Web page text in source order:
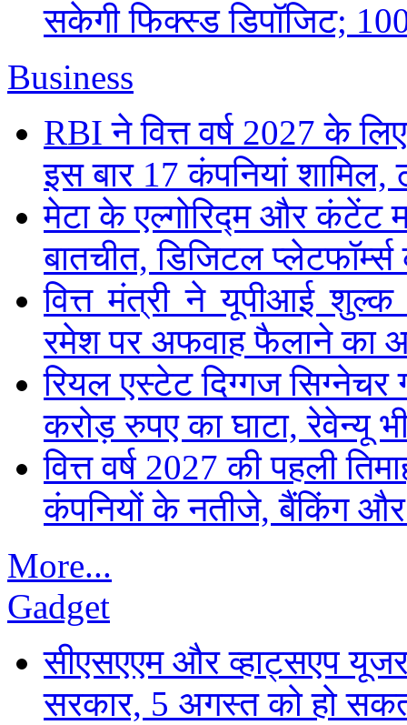
सकेगी फिक्स्ड डिपॉजिट;
Business
RBI ने वित्त वर्ष 2027 के
इस बार 17 कंपनियां शामिल,
मेटा के एल्गोरिद्म और कंटेंट
बातचीत, डिजिटल प्लेटफॉर्म्स
वित्त मंत्री ने यूपीआई शुल्क
रमेश पर अफवाह फैलाने का
रियल एस्टेट दिग्गज सिग्नेचर
करोड़ रुपए का घाटा, रेवेन्यू
वित्त वर्ष 2027 की पहली
कंपनियों के नतीजे, बैंकिंग
More...
Gadget
सीएसएएम और व्हाट्सएप
सरकार, 5 अगस्त को हो